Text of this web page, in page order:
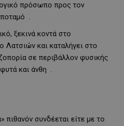
πρόσωπο προς τον
.
ξεκινά κοντά στο
Λατσιών και καταλήγει στο
σε περιβάλλον φυσικής
και άνθη .
πιθανόν συνδέεται είτε με το